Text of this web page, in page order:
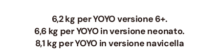
6,2 kg per YOYO versione 6+.
6,6 kg per YOYO in versione neonato.
8,1 kg per YOYO in versione navicella